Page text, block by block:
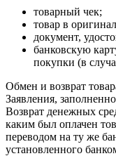
товарный чек;
товар в
документ,
банковскую
покупки (в
Обмен и возврат
Заявления,
Возврат денежных
каким был оплачен
переводом на ту же
установленного